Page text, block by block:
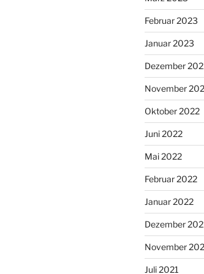
Februar 2023
Januar 2023
Dezember
November
Oktober 2022
Juni 2022
Mai 2022
Februar 2022
Januar 2022
Dezember
November
Juli 2021